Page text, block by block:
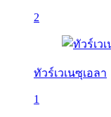
2
ทัวร์เวเนซุเอลา
1